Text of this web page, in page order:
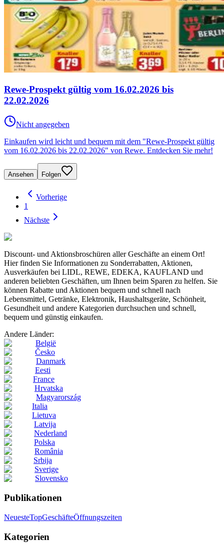
Rewe-Prospekt gültig vom 16.02.2026 bis
22.02.2026
Nicht angegeben
Einkaufen wird leicht und bequem mit dem "Rewe-Prospekt gültig
vom 16.02.2026 bis 22.02.2026" von Rewe. Entdecken Sie mehr!
Ansehen Folgen
Vorherige
1
Nächste
Discount- und Aktionsbroschüren aller Geschäfte an einem Ort!
Hier finden Sie Informationen zu Sonderrabatten, Aktionen,
Ausverkäufen bei LIDL, REWE, EDEKA, KAUFLAND und
anderen beliebten Geschäften, um Ihnen beim Sparen zu helfen. Sie
können Rabatte und Aktionen bequem und schnell nach
Lebensmittel, Getränke, Elektronik, Haushaltsgeräte, Schönheit,
Gesundheit und andere Kategorien durchsuchen und schnell,
bequem und günstig einkaufen.
Andere Länder:
België
Česko
Danmark
Eesti
France
Hrvatska
Magyarország
Italia
Lietuva
Latvija
Nederland
Polska
România
Srbija
Sverige
Slovensko
Publikationen
NeuesteTopGeschäfteÖffnungszeiten
Kategorien